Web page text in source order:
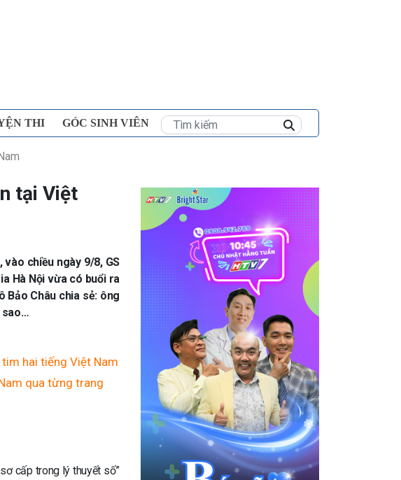
THI GÓC SINH VIÊN
tại Việt
chiều ngày 9/8, GS
Hà Nội vừa có buổi ra
Bảo Châu chia sẻ: ông
sao…
hai tiếng Việt Nam
qua từng trang
cấp trong lý thuyết số”